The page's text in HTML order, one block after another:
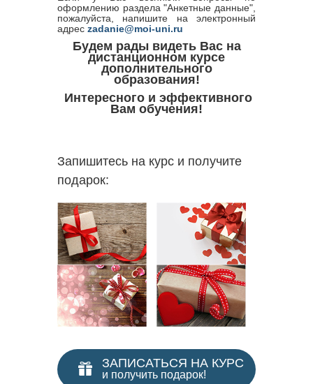
оформлению раздела "Анкетные данные",
пожалуйста, напишите на электронный
адрес zadanie@moi-uni.ru
Будем рады видеть Вас на
дистанционном курсе
дополнительного
образования!
Интересного и эффективного
Вам обучения!
Запишитесь на курс и получите
подарок:
ЗАПИСАТЬСЯ НА КУРС
и получить подарок!